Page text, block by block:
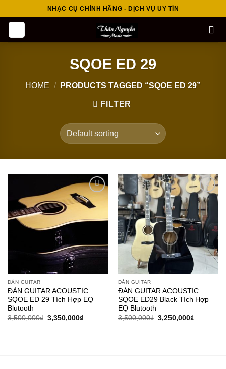
to
NHẠC CỤ CHÍNH HÃNG - DỊCH VỤ UY TÍN
SQOE ED 29
HOME / PRODUCTS TAGGED “SQOE ED 29”
FILTER
Add to
wishlist
ĐÀN GUITAR
ĐÀN GUITAR ACOUSTIC
SQOE ED 29 Tích Hợp EQ
Blutooth
3,500,000₫ 3,350,000₫
Add to
wishlist
ĐÀN GUITAR
ĐÀN GUITAR ACOUSTIC
SQOE ED29 Black Tích Hợp
EQ Blutooth
3,500,000₫ 3,250,000₫